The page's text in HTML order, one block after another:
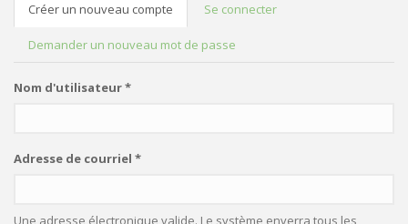
ONGLETS PRINCIPAUX
Créer un nouveau compte (ongletSe connecter
Demander un nouveau mot de passe
Nom d'utilisateur*
Adresse de courriel *
Une adresse électronique valide. Le système enverra tous les